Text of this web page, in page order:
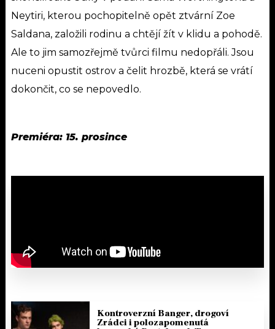
Neytiri, kterou pochopitelně opět ztvární Zoe
Saldana, založili rodinu a chtějí žít v klidu a pohodě.
Ale to jim samozřejmě tvůrci filmu nedopřáli. Jsou
nuceni opustit ostrov a čelit hrozbě, která se vrátí
dokončit, co se nepovedlo.
Premiéra: 15. prosince
Kontroverzní Banger, drogoví
Zrádci i polozapomenutá